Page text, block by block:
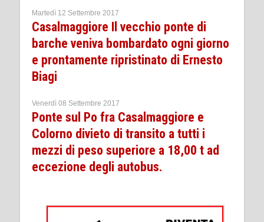
Martedì 12 Settembre 2017
Casalmaggiore Il vecchio ponte di
barche veniva bombardato ogni giorno
e prontamente ripristinato di Ernesto
Biagi
Venerdì 08 Settembre 2017
Ponte sul Po fra Casalmaggiore e
Colorno divieto di transito a tutti i
mezzi di peso superiore a 18,00 t ad
eccezione degli autobus.